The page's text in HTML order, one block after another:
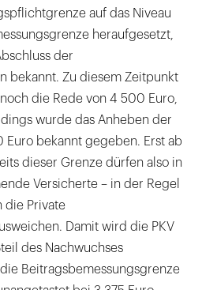
auf das Niveau
heraufgesetzt,
der
bekannt. Zu diesem Zeitpunkt
die Rede von 4 500 Euro,
wurde das Anheben der
Euro bekannt gegeben. Erst ab
dieser Grenze dürfen also in
Versicherte – in der Regel
die Private
Damit wird die PKV
des Nachwuchses
Beitragsbemessungsgrenze